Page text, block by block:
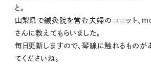
と。
山梨県で鍼灸院を営む夫婦のユニット、
さんに教えてもらいました。
毎日更新しますので、琴線に触れるもの
てくださいね。